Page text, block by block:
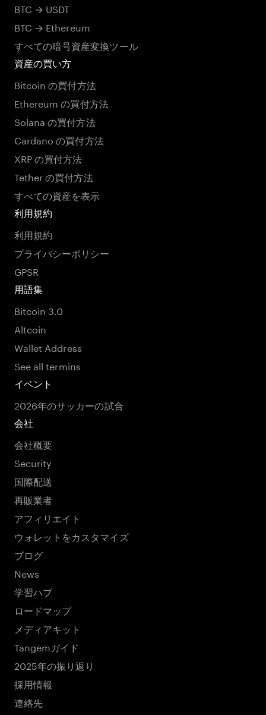
BTC → USDT
BTC → Ethereum
すべての暗号資産変換ツール
資産の買い方
Bitcoin の買付方法
Ethereum の買付方法
Solana の買付方法
Cardano の買付方法
XRP の買付方法
Tether の買付方法
すべての資産を表示
利用規約
利用規約
プライバシーポリシー
GPSR
用語集
Bitcoin 3.0
Altcoin
Wallet Address
See all termins
イベント
2026年のサッカーの試合
会社
会社概要
Security
国際配送
再販業者
アフィリエイト
ウォレットをカスタマイズ
ブログ
News
学習ハブ
ロードマップ
メディアキット
Tangemガイド
2025年の振り返り
採用情報
連絡先